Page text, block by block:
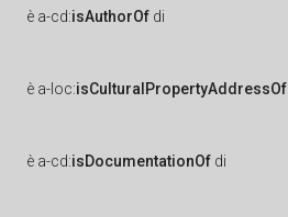
è a-cd:isAuthorOf di
è a-loc:isCulturalPropertyAddressOf
è a-cd:isDocumentationOf di